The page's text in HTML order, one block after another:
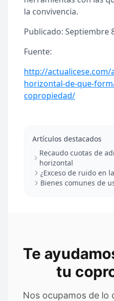
la convivencia.
Publicado: Septiembre
Fuente:
http://
horizontal-de-que-
copropiedad/
Artículos destacados
Recaudo cuotas de
horizontal
¿Exceso de ruido en
Bienes comunes de
Te
tu
Nos ocupamos de lo